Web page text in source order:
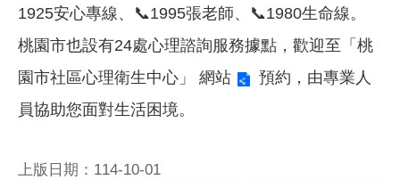
1925安心專線、📞1995張老師、📞1980生命線。
桃園市也設有24處心理諮詢服務據點，歡迎至「桃
園市社區心理衛生中心」 網站
預約，由專業人
員協助您面對生活困境。
上版日期：114-10-01